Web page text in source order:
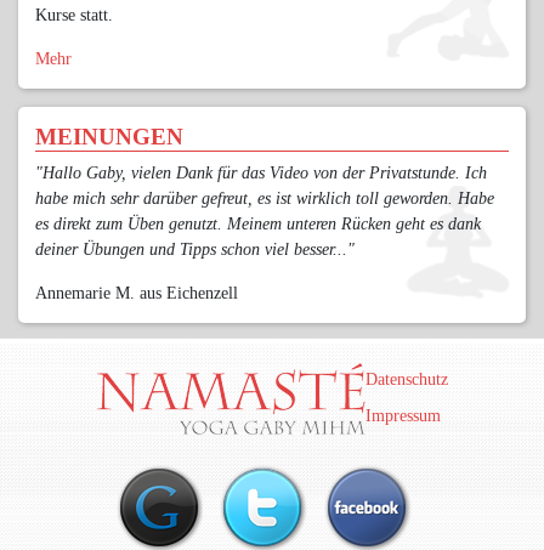
Kurse statt.
Mehr
MEINUNGEN
"Hallo Gaby, vielen Dank für das Video von der Privatstunde. Ich
habe mich sehr darüber gefreut, es ist wirklich toll geworden. Habe
es direkt zum Üben genutzt. Meinem unteren Rücken geht es dank
deiner Übungen und Tipps schon viel besser..."
Annemarie M. aus Eichenzell
Datenschutz
Impressum